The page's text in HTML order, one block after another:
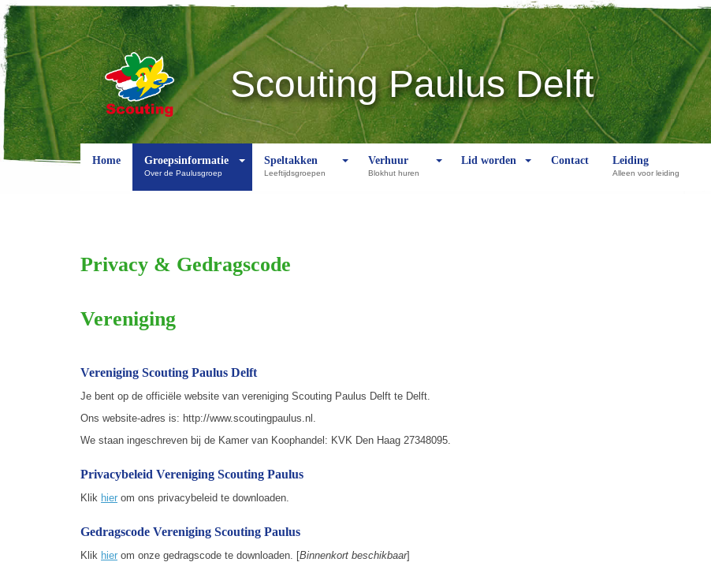
Scouting Paulus Delft
Home Groepsinformatie
Over de Paulusgroep
Speltakken
Leeftijdsgroepen
Verhuur
Blokhut huren
Lid worden Contact Leiding
Alleen voor leiding
Privacy & Gedragscode
Vereniging
Vereniging Scouting Paulus Delft
Je bent op de officiële website van vereniging Scouting Paulus Delft te Delft.
Ons website-adres is: http://www.scoutingpaulus.nl.
We staan ingeschreven bij de Kamer van Koophandel: KVK Den Haag 27348095.
Privacybeleid Vereniging Scouting Paulus
Klik hier om ons privacybeleid te downloaden.
Gedragscode Vereniging Scouting Paulus
Klik hier om onze gedragscode te downloaden. [Binnenkort beschikbaar]